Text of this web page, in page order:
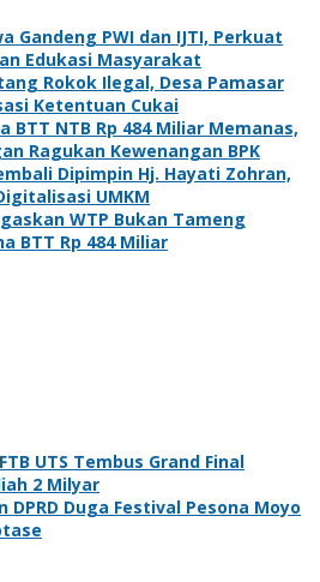
Gandeng PWI dan IJTI, Perkuat
Edukasi Masyarakat
Rokok Ilegal, Desa Pamasar
Ketentuan Cukai
BTT NTB Rp 484 Miliar Memanas,
Ragukan Kewenangan BPK
Dipimpin Hj. Hayati Zohran,
UMKM
WTP Bukan Tameng
BTT Rp 484 Miliar
UTS Tembus Grand Final
2 Milyar
DPRD Duga Festival Pesona Moyo